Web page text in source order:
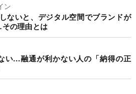
ン
ないと、デジタル空間でブランドが
の理由とは
い…融通が利かない人の「納得の正